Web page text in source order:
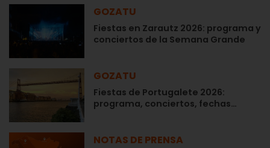
GOZATU
Fiestas en Zarautz 2026: programa y
conciertos de la Semana Grande
GOZATU
Fiestas de Portugalete 2026:
programa, conciertos, fechas…
NOTAS DE PRENSA